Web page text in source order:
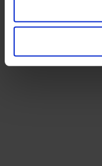
produktu. Tieto
konverzácie